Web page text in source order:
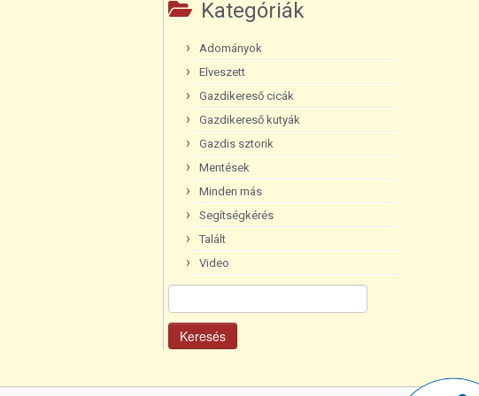
Kategóriák
Adományok
Elveszett
Gazdikereső cicák
Gazdikereső kutyák
Gazdis sztorik
Mentések
Minden más
Segítségkérés
Talált
Video